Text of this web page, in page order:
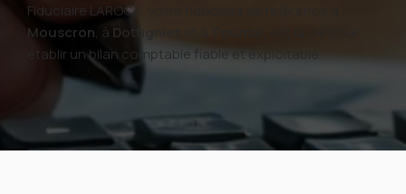
Fiduciaire LAROCK, votre fiduciaire de référence à
Mouscron, à Dottignies
établir un bilan comptable fiable et exploitable.